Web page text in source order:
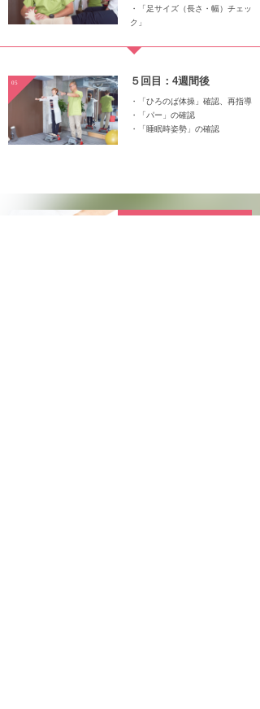
・「足サイズ（長さ・幅）チェッ
ク」
05 ５回目：4週間後
・「ひろのば体操」確認、再指導
・「パー」の確認
・「睡眠時姿勢」の確認